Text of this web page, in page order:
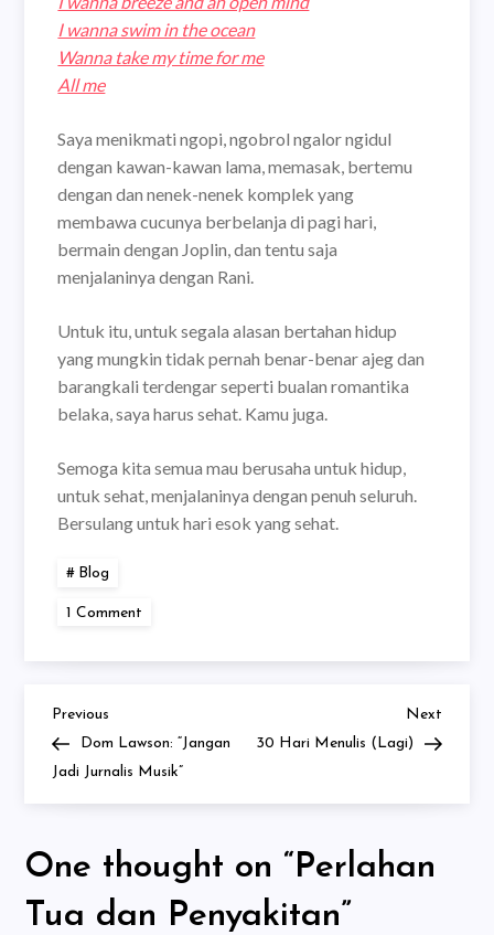
I wanna swim in the ocean
Wanna take my time for me
All me
Saya menikmati ngopi, ngobrol ngalor ngidul
dengan kawan-kawan lama, memasak, bertemu
dengan dan nenek-nenek komplek yang
membawa cucunya berbelanja di pagi hari,
bermain dengan Joplin, dan tentu saja
menjalaninya dengan Rani.
Untuk itu, untuk segala alasan bertahan hidup
yang mungkin tidak pernah benar-benar ajeg dan
barangkali terdengar seperti bualan romantika
belaka, saya harus sehat. Kamu juga.
Semoga kita semua mau berusaha untuk hidup,
untuk sehat, menjalaninya dengan penuh seluruh.
Bersulang untuk hari esok yang sehat.
Blog
1 Comment
dan
Post
navigation
Previous
Post
Previous
Dom Lawson: “Jangan
Jadi Jurnalis Musik”
Next
Post
Next
30 Hari Menulis (Lagi)
One thought on “Perlahan
Tua dan Penyakitan”